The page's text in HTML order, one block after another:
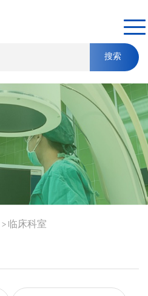
搜索
> 临床科室